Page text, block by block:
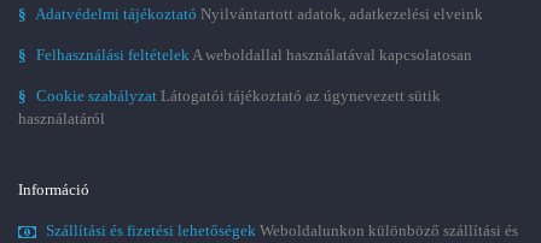
§ Adatvédelmi tájékoztató Nyilvántartott adatok, adatkezelési elveink
§ Felhasználási feltételekA weboldallal használatával kapcsolatosan
§ Cookie szabályzat Látogatói tájékoztató az úgynevezett sütik
használatáról
Információ
Szállítási és fizetési lehetőségek Weboldalunkon különböző szállítási és